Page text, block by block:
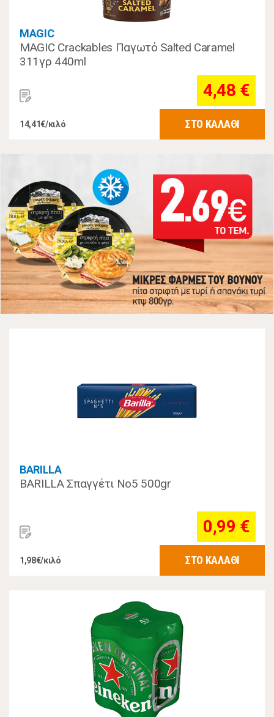
MAGIC
MAGIC Crackables Παγωτό Salted Caramel
311γρ 440ml
4,48 €
14,41€/κιλό ΣΤΟ ΚΑΛΑΘΙ
BARILLA
BARILLA Σπαγγέτι Νο5 500gr
0,99 €
1,98€/κιλό ΣΤΟ ΚΑΛΑΘΙ